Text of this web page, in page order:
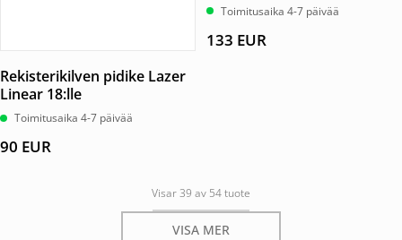
Rekisterikilven pidike Lazer
Linear 18:lle
Toimitusaika 4-7 päivää
90 EUR
Toimitusaika 4-7 päivää
133 EUR
Visar 39 av 54 tuote
VISA MER